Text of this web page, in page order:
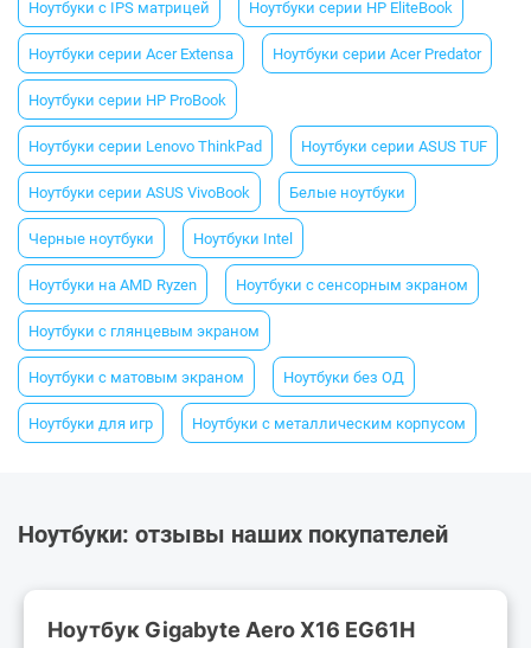
Ноутбуки с IPS матрицей Ноутбуки серии HP EliteBook
Ноутбуки серии Acer Extensa Ноутбуки серии Acer Predator
Ноутбуки серии HP ProBook
Ноутбуки серии Lenovo ThinkPad Ноутбуки серии ASUS TUF
Ноутбуки серии ASUS VivoBook Белые ноутбуки
Черные ноутбуки Ноутбуки Intel
Ноутбуки на AMD Ryzen Ноутбуки с сенсорным экраном
Ноутбуки с глянцевым экраном
Ноутбуки с матовым экраном Ноутбуки без ОД
Ноутбуки для игр Ноутбуки с металлическим корпусом
Ноутбуки: отзывы наших покупателей
Ноутбук Gigabyte Aero X16 EG61H